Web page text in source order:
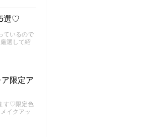
5選♡
ているので
選して紹
限定ア
す♡限定色
イクアッ